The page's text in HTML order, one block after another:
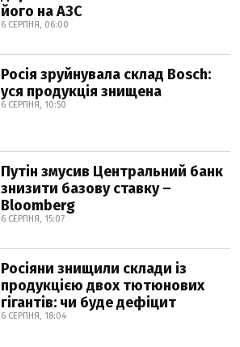
його на АЗС
6 СЕРПНЯ, 06:00
Росія зруйнувала склад Bosch:
уся продукція знищена
6 СЕРПНЯ, 10:50
Путін змусив Центральний банк
знизити базову ставку –
Bloomberg
6 СЕРПНЯ, 15:07
Росіяни знищили склади із
продукцією двох тютюнових
гігантів: чи буде дефіцит
6 СЕРПНЯ, 18:04